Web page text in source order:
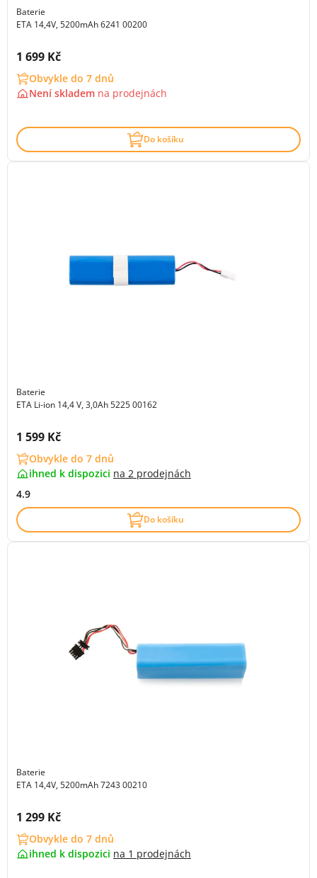
Baterie
ETA 14,4V, 5200mAh 6241 00200
Cena s DPH:
1 699 Kč
Obvykle do 7 dnů
Není skladem na prodejnách
Do košíku
Baterie
ETA Li-ion 14,4 V, 3,0Ah 5225 00162
Cena s DPH:
1 599 Kč
Obvykle do 7 dnů
ihned k dispozici na 2 prodejnách
4.9
Do košíku
Baterie
ETA 14,4V, 5200mAh 7243 00210
Cena s DPH:
1 299 Kč
Obvykle do 7 dnů
ihned k dispozici na 1 prodejnách